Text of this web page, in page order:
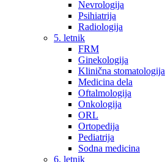
Nevrologija
Psihiatrija
Radiologija
5. letnik
FRM
Ginekologija
Klinična stomatologija
Medicina dela
Oftalmologija
Onkologija
ORL
Ortopedija
Pediatrija
Sodna medicina
6. letnik